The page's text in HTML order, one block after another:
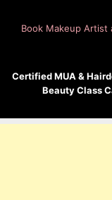
Book Makeup Artist
Certified MUA &
Beauty Class